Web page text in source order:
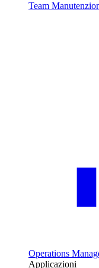
Team
Operations
Applicazioni